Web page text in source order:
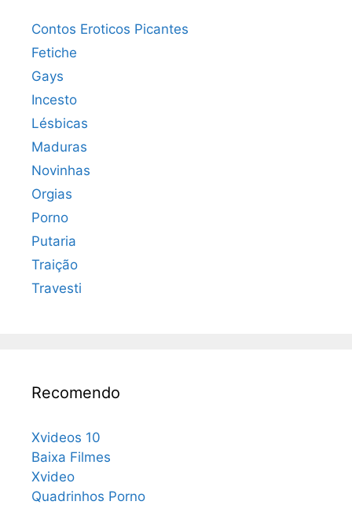
Contos Eroticos Picantes
Fetiche
Gays
Incesto
Lésbicas
Maduras
Novinhas
Orgias
Porno
Putaria
Traição
Travesti
Recomendo
Xvideos 10
Baixa Filmes
Xvideo
Quadrinhos Porno